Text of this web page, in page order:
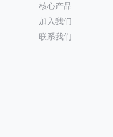
核心产品
加入我们
联系我们